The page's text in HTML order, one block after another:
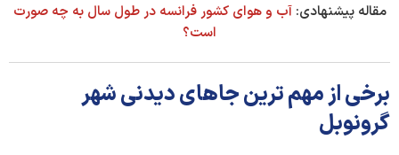
مقاله پیشنهادی:آب و هوای کشور فرانسه در طول سال به چه صورت
است؟
برخی از مهم ترین جاهای دیدنی شهر
گرونوبل